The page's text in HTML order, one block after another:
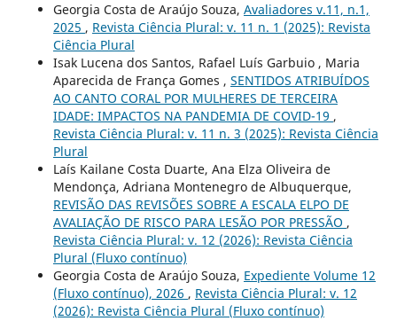
Georgia Costa de Araújo Souza, Avaliadores v.11, n.1,
2025 , Revista Ciência Plural: v. 11 n. 1 (2025): Revista
Ciência Plural
Isak Lucena dos Santos, Rafael Luís Garbuio , Maria
Aparecida de França Gomes , SENTIDOS ATRIBUÍDOS
AO CANTO CORAL POR MULHERES DE TERCEIRA
IDADE: IMPACTOS NA PANDEMIA DE COVID-19 ,
Revista Ciência Plural: v. 11 n. 3 (2025): Revista Ciência
Plural
Laís Kailane Costa Duarte, Ana Elza Oliveira de
Mendonça, Adriana Montenegro de Albuquerque,
REVISÃO DAS REVISÕES SOBRE A ESCALA ELPO DE
AVALIAÇÃO DE RISCO PARA LESÃO POR PRESSÃO ,
Revista Ciência Plural: v. 12 (2026): Revista Ciência
Plural (Fluxo contínuo)
Georgia Costa de Araújo Souza, Expediente Volume 12
(Fluxo contínuo), 2026 , Revista Ciência Plural: v. 12
(2026): Revista Ciência Plural (Fluxo contínuo)